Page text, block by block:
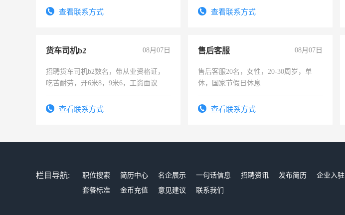
查看联系方式 查看联系方式
货车司机b2 08月07日
招聘货车司机b2数名，带从业资格证，
吃苦耐劳，开6米8，9米6，工资面议
查看联系方式
售后客服 08月07日
售后客服20名，女性，20-30周岁，单
休，国家节假日休息
查看联系方式
栏目导航: 职位搜索 简历中心 名企展示 一句话信息 招聘资讯 发布简历 企业入驻
套餐标准
金币充值 意见建议 联系我们